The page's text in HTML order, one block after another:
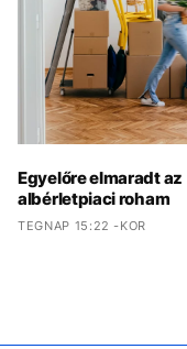
Egyelőre elmaradt az
albérletpiaci roham
TEGNAP 15:22 -KOR